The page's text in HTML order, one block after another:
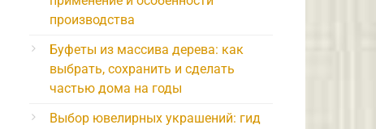
производства
Буфеты из массива дерева: как
выбрать, сохранить и сделать
частью дома на годы
Выбор ювелирных украшений: гид